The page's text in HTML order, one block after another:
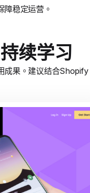
障稳定运营。
续学习
成果。建议结合